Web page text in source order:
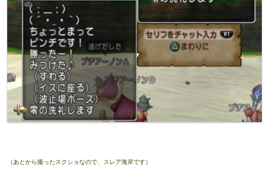
（あとから撮ったスクショなので、スレア海岸です）